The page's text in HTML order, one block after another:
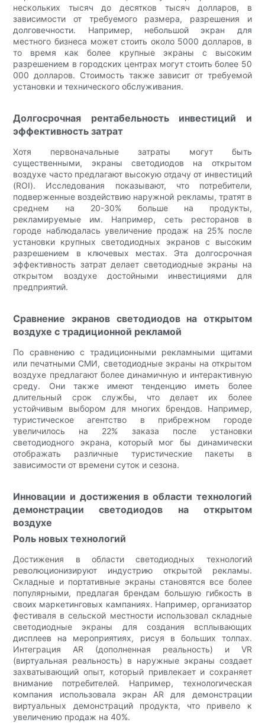
нескольких тысяч до десятков тысяч долларов, в
зависимости от требуемого размера, разрешения и
долговечности. Например, небольшой экран для
местного бизнеса может стоить около 5000 долларов, в
то время как более крупные экраны с высоким
разрешением в городских центрах могут стоить более 50
000 долларов. Стоимость также зависит от требуемой
установки и технического обслуживания.
Долгосрочная рентабельность инвестиций и
эффективность затрат
Хотя первоначальные затраты могут быть
существенными, экраны светодиодов на открытом
воздухе часто предлагают высокую отдачу от инвестиций
(ROI). Исследования показывают, что потребители,
подверженные воздействию наружной рекламы, тратят в
среднем на 20-30% больше на продукты,
рекламируемые им. Например, сеть ресторанов в
городе наблюдалась увеличение продаж на 25% после
установки крупных светодиодных экранов с высоким
разрешением в ключевых местах. Эта долгосрочная
эффективность затрат делает светодиодные экраны на
открытом воздухе достойными инвестициями для
предприятий.
Сравнение экранов светодиодов на открытом
воздухе с традиционной рекламой
По сравнению с традиционными рекламными щитами
или печатными СМИ, светодиодные экраны на открытом
воздухе предлагают более динамичную и интерактивную
среду. Они также имеют тенденцию иметь более
длительный срок службы, что делает их более
устойчивым выбором для многих брендов. Например,
туристическое агентство в прибрежном городе
увеличилось на 22% заказа после установки
светодиодного экрана, который мог бы динамически
отображать различные туристические пакеты в
зависимости от времени суток и сезона.
Инновации и достижения в области технологий
демонстрации светодиодов на открытом
воздухе
Роль новых технологий
Достижения в области светодиодных технологий
революционизируют индустрию открытой рекламы.
Складные и портативные экраны становятся все более
популярными, предлагая брендам большую гибкость в
своих маркетинговых кампаниях. Например, организатор
фестиваля в сельской местности использовал складные
светодиодные экраны для создания всплывающих
дисплеев на мероприятиях, рисуя в больших толпах.
Интеграция AR (дополненная реальность) и VR
(виртуальная реальность) в наружные экраны создает
захватывающий опыт, который привлекает и сохраняет
внимание потребителей. Например, технологическая
компания использовала экран AR для демонстрации
виртуальных демонстраций продукта, что привело к
увеличению продаж на 40%.